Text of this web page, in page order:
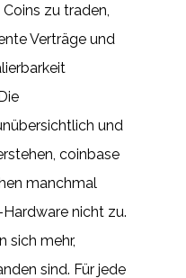
zu traden,
Verträge und
und
coinbase
manchmal
nicht zu.
sich mehr,
sind. Für jede